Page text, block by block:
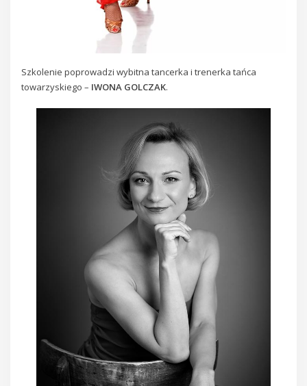
Szkolenie poprowadzi wybitna tancerka i trenerka tańca
towarzyskiego – IWONA GOLCZAK.